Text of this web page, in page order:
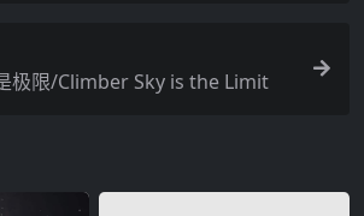
极限/Climber Sky is the Limit